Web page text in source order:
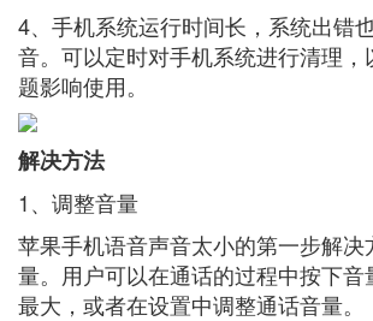
4、手机系统运行时间长，系统出错
音。可以定时对手机系统进行清理，
题影响使用。
解决方法
1、调整音量
苹果手机语音声音太小的第一步解决
量。用户可以在通话的过程中按下音
最大，或者在设置中调整通话音量。